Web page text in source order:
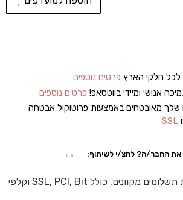
חלקי הארץ פרטים נוספים
אנושי ומיידי בווטסאפ! פרטים נוספים
שלך מאובטחים באמצעות פרוטוקול אבטחה
SSL
החבר/ה? לחצ/י לשיתוף: